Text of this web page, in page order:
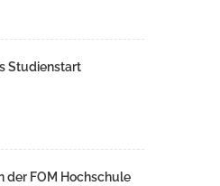
Studienstart
der FOM Hochschule